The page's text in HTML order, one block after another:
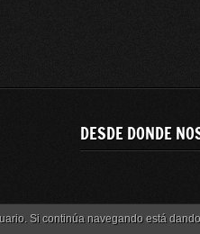
DESDE DONDE
Si continúa navegando está